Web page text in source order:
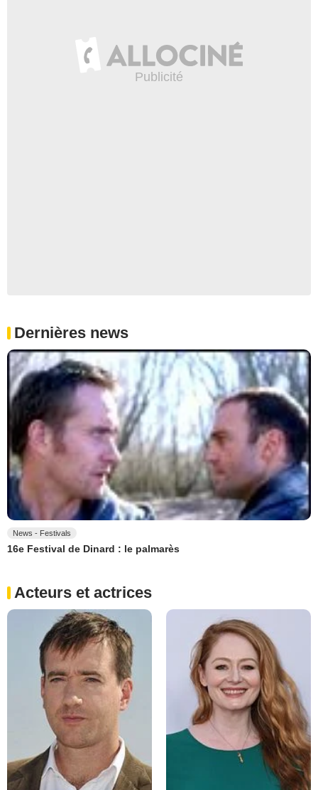
Dernières news
News - Festivals
16e Festival de Dinard : le palmarès
Acteurs et actrices